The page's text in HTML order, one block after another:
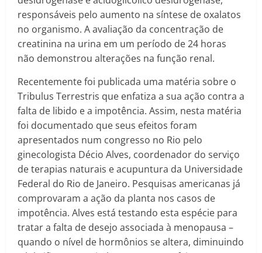
responsáveis pelo aumento na síntese de oxalatos
no organismo. A avaliação da concentração de
creatinina na urina em um período de 24 horas
não demonstrou alterações na função renal.
Recentemente foi publicada uma matéria sobre o
Tribulus Terrestris que enfatiza a sua ação contra a
falta de libido e a impotência. Assim, nesta matéria
foi documentado que seus efeitos foram
apresentados num congresso no Rio pelo
ginecologista Décio Alves, coordenador do serviço
de terapias naturais e acupuntura da Universidade
Federal do Rio de Janeiro. Pesquisas americanas já
comprovaram a ação da planta nos casos de
impotência. Alves está testando esta espécie para
tratar a falta de desejo associada à menopausa –
quando o nível de hormônios se altera, diminuindo